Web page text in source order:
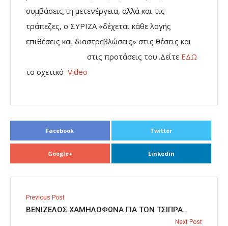
συμβάσεις,τη μετενέργεια, αλλά και τις
τράπεζες, ο ΣΥΡΙΖΑ «δέχεται κάθε λογής
επιθέσεις και διαστρεβλώσεις» στις θέσεις και
στις προτάσεις του..Δείτε ΕΔΩ
το σχετικό Video
Facebook Twitter
Google+ Linkedin
Previous Post
ΒΕΝΙΖΕΛΟΣ ΧΑΜΗΛΟΦΩΝΑ ΓΙΑ ΤΟΝ ΤΣΙΠΡΑ…
Next Post